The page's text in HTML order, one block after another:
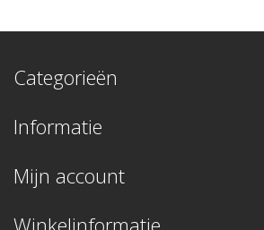
Categorieën
Informatie
Mijn account
Winkelinformatie